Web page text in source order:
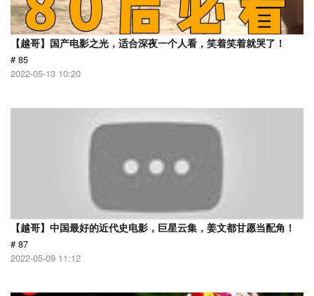
【越哥】国产电影之光，适合深夜一个人看，笑着笑着就哭了！
# 85
2022-05-13 10:20
【越哥】中国最好的近代史电影，巨星云集，姜文都甘愿当配角！
# 87
2022-05-09 11:12